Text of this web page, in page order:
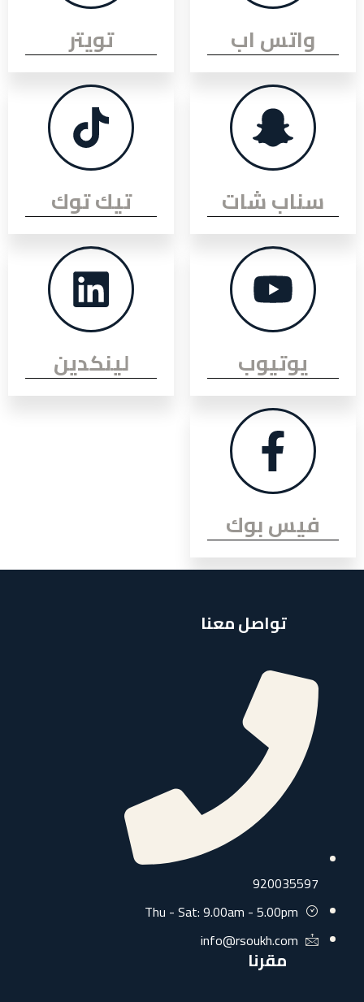
اب
شات
يوتيوب
بوك
تيك توك
لينكدين
تواصل معنا
Thu - Sat: 9.00am - 5.00pm
info@rsoukh.com